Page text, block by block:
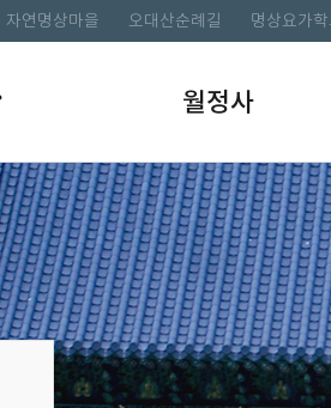
자연명상마을 오대산순례길 명상요가
월정사